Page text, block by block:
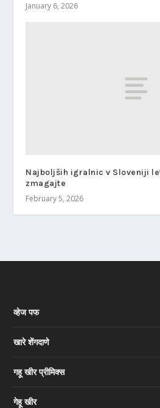
January 6, 2026
Najboljših igralnic v Sloveniji
zmagajte
February 5, 2026
व्हेज पफ
खारे शेंगदाणे
गहू खीर प्रीमिक्स
गेहू खीर